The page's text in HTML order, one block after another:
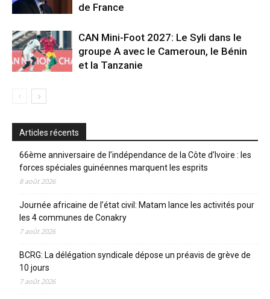
de France
CAN Mini-Foot 2027: Le Syli dans le
groupe A avec le Cameroun, le Bénin
et la Tanzanie
Articles récents
66ème anniversaire de l’indépendance de la Côte d’Ivoire : les
forces spéciales guinéennes marquent les esprits
8 août 2026
Journée africaine de l’état civil: Matam lance les activités pour
les 4 communes de Conakry
7 août 2026
BCRG: La délégation syndicale dépose un préavis de grève de
10 jours
7 août 2026